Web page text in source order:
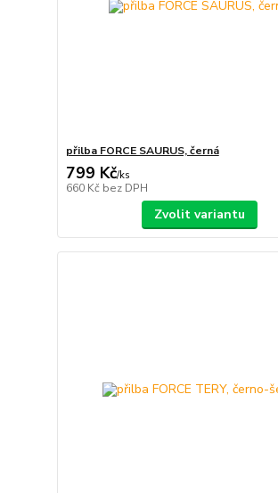
přilba FORCE SAURUS, černá
799 Kč/ks
660 Kč bez DPH
Zvolit variantu